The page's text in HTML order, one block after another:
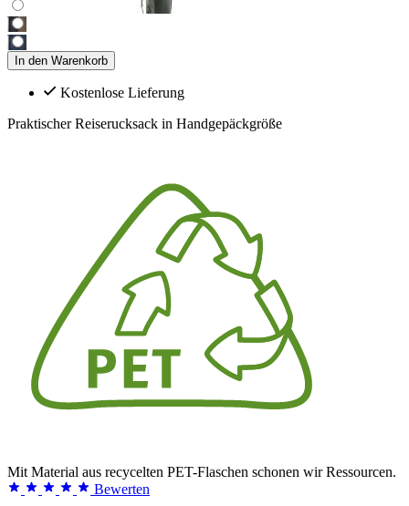
In den Warenkorb
Kostenlose Lieferung
Praktischer Reiserucksack in Handgepäckgröße
Mit Material aus recycelten PET-Flaschen schonen wir Ressourcen.
Bewerten